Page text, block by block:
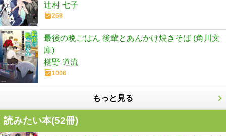
辻村 七子
268
最後の晩ごはん 後輩とあんかけ焼きそば (角川文
庫)
椹野 道流
1006
もっと見る
読みたい本(52冊)